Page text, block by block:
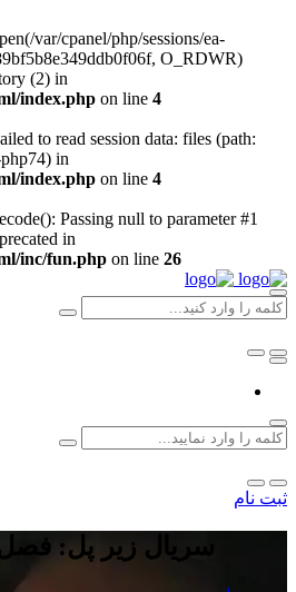
var/cpanel/php/sessions/ea-
O_RDWR)
(2) in
index.php on line 4
to read session data: files (path:
in
index.php on line 4
Passing null to parameter #1
in
inc/fun.php on line 26
ثبت نام
سریال زیر پل: